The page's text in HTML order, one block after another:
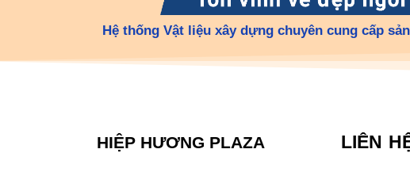
Hệ thống Vật liệu xây dựng chuyên cung cấp
HIỆP HƯƠNG PLAZA LIÊN